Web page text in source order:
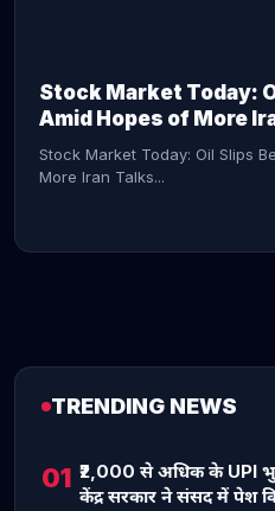
Stock Market Today:
Amid Hopes of More
Stock Market Today: Oil Slips
More Iran Talks...
TRENDING NEWS
01 ₹2,000 से अधिक के UPI
केंद्र सरकार ने संसद में पेश